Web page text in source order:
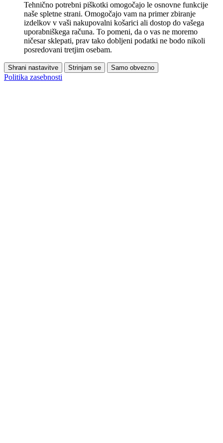
Tehnično potrebni piškotki omogočajo le osnovne funkcije
naše spletne strani. Omogočajo vam na primer zbiranje
izdelkov v vaši nakupovalni košarici ali dostop do vašega
uporabniškega računa. To pomeni, da o vas ne moremo
ničesar sklepati, prav tako dobljeni podatki ne bodo nikoli
posredovani tretjim osebam.
Shrani nastavitve Strinjam se Samo obvezno
Politika zasebnosti